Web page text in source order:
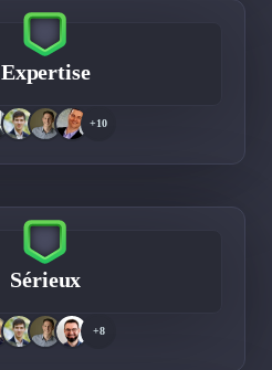
Expertise
+10
Sérieux
+8